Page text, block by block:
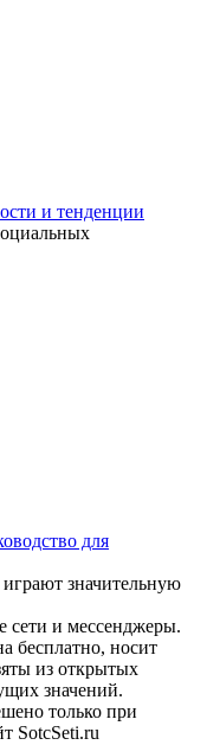
и тенденции
для
значительную
сети и мессенджеры.
бесплатно, носит
из открытых
значений.
только при
SotcSeti.ru